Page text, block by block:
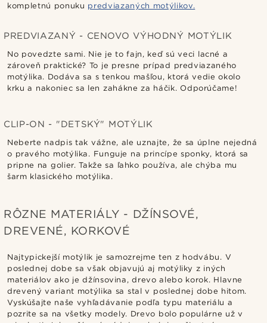
kompletnú ponuku predviazaných motýlikov.
PREDVIAZANÝ - CENOVO VÝHODNÝ MOTÝLIK
No povedzte sami. Nie je to fajn, keď sú veci lacné a
zároveň praktické? To je presne prípad predviazaného
motýlika. Dodáva sa s tenkou mašľou, ktorá vedie okolo
krku a nakoniec sa len zahákne za háčik. Odporúčame!
CLIP-ON - "DETSKÝ" MOTÝLIK
Neberte nadpis tak vážne, ale uznajte, že sa úplne nejedná
o pravého motýlika. Funguje na princípe sponky, ktorá sa
pripne na golier. Takže sa ľahko používa, ale chýba mu
šarm klasického motýlika.
RÔZNE MATERIÁLY - DŽÍNSOVÉ,
DREVENÉ, KORKOVÉ
Najtypickejší motýlik je samozrejme ten z hodvábu. V
poslednej dobe sa však objavujú aj motýliky z iných
materiálov ako je džínsovina, drevo alebo korok. Hlavne
drevený variant motýlika sa stal v poslednej dobe hitom.
Vyskúšajte naše vyhľadávanie podľa typu materiálu a
pozrite sa na všetky modely. Drevo bolo populárne už v